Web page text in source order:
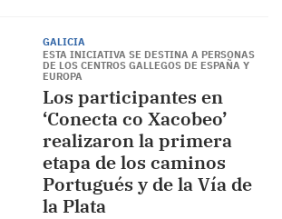
GALICIA
ESTA INICIATIVA SE DESTINA A PERSONAS
DE LOS CENTROS GALLEGOS DE ESPAÑA Y
EUROPA
Los participantes en
‘Conecta co Xacobeo’
realizaron la primera
etapa de los caminos
Portugués y de la Vía de
la Plata